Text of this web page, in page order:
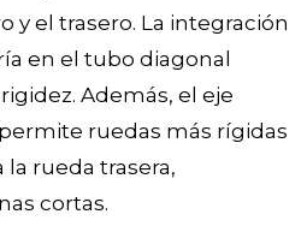
y el trasero. La integración
en el tubo diagonal
Además, el eje
ruedas más rígidas
la rueda trasera,
cortas.